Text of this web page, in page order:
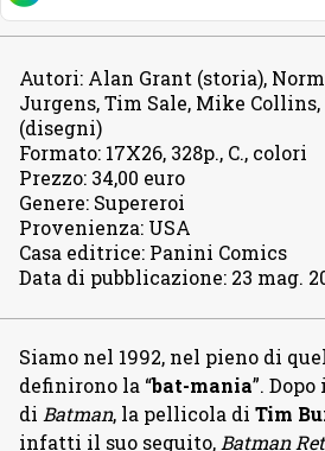
Autori: Alan Grant (storia),
Jurgens, Tim Sale, Mike
(disegni)
Formato: 17X26, 328p., C., colori
Prezzo: 34,00 euro
Genere: Supereroi
Provenienza: USA
Casa editrice: Panini Comics
Data di pubblicazione: 23 mag.
Siamo nel 1992, nel pieno di
definirono la “bat-mania”.
di Batman, la pellicola di Tim
infatti il suo seguito, Batman